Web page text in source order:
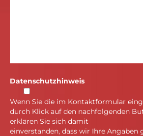
Datenschutzhinweis
Wenn Sie die im Kontaktformular
durch Klick auf den nachfolgenden
erklären Sie sich damit
einverstanden, dass wir Ihre Angaben